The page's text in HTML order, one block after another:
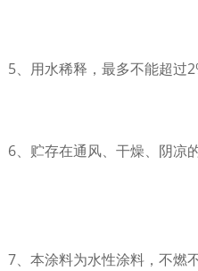
5、用水稀释，最多不能超过
6、贮存在通风、干燥、阴凉
7、本涂料为水性涂料，不燃